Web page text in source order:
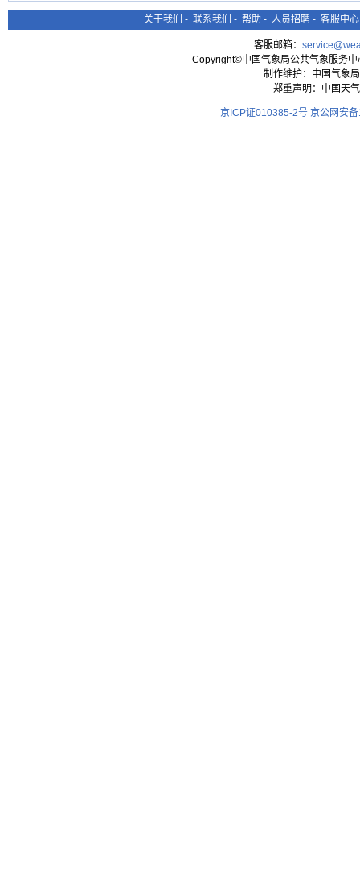
关于我们 - 联系我们 - 帮助 - 人员招聘 - 客服中心
客服邮箱：
Copyright©中国气象局公共气象服务
制作维护：中国气象
郑重声明：中国天
京ICP证010385-2号 京公网安